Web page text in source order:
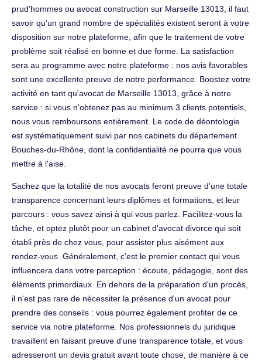
prud'hommes ou avocat construction sur Marseille 13013, il faut
savoir qu'un grand nombre de spécialités existent seront à votre
disposition sur notre plateforme, afin que le traitement de votre
problème soit réalisé en bonne et due forme. La satisfaction
sera au programme avec notre plateforme : nos avis favorables
sont une excellente preuve de notre performance. Boostez votre
activité en tant qu'avocat de Marseille 13013, grâce à notre
service : si vous n'obtenez pas au minimum 3 clients potentiels,
nous vous remboursons entièrement. Le code de déontologie
est systématiquement suivi par nos cabinets du département
Bouches-du-Rhône, dont la confidentialité ne pourra que vous
mettre à l'aise.
Sachez que la totalité de nos avocats feront preuve d'une totale
transparence concernant leurs diplômes et formations, et leur
parcours : vous savez ainsi à qui vous parlez. Facilitez-vous la
tâche, et optez plutôt pour un cabinet d'avocat divorce qui soit
établi près de chez vous, pour assister plus aisément aux
rendez-vous. Généralement, c'est le premier contact qui vous
influencera dans votre perception : écoute, pédagogie, sont des
éléments primordiaux. En dehors de la préparation d'un procès,
il n'est pas rare de nécessiter la présence d'un avocat pour
prendre des conseils : vous pourrez également profiter de ce
service via notre plateforme. Nos professionnels du juridique
travaillent en faisant preuve d'une transparence totale, et vous
adresseront un devis gratuit avant toute chose, de manière à ce